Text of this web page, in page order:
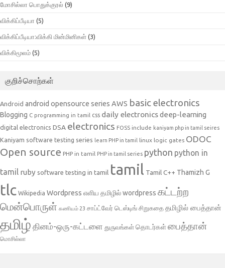
மோசில்லா பொதுக்குரல் (9)
விக்கிப்பீடியா (5)
விக்கிப்பீடியா:விக்கி மின்மினிகள் (3)
விக்கிமூலம் (5)
குறிச்சொற்கள்
Android android opensource series AWS basic electronics
Blogging C programming in tamil css daily electronicsdeep-learning
digital electronics DSA electronics FOSS include kaniyam php in tamil seires
Kaniyam software testing series learn PHP in tamil linux logic gates ODOC
Open source PHP in tamil PHP in tamil series python python in
tamil ruby software testing in tamil tamil Tamil C++ Thamizh G
tlc Wikipedia Wordpress எளிய தமிழில் wordpress கட்டற்ற
மென்பொருள் கணியம் 23 சாப்ட்வேர் டெஸ்டிங் சிறுகதை தமிழில் பைத்தான்
தமிழ் தினம்-ஒரு-கட்டளை துருவங்கள் தொடர்கள்பைத்தான்
மொசில்லா